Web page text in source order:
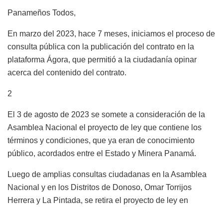
Panameños Todos,
En marzo del 2023, hace 7 meses, iniciamos el proceso de
consulta pública con la publicación del contrato en la
plataforma Ágora, que permitió a la ciudadanía opinar
acerca del contenido del contrato.
2
El 3 de agosto de 2023 se somete a consideración de la
Asamblea Nacional el proyecto de ley que contiene los
términos y condiciones, que ya eran de conocimiento
público, acordados entre el Estado y Minera Panamá.
Luego de amplias consultas ciudadanas en la Asamblea
Nacional y en los Distritos de Donoso, Omar Torrijos
Herrera y La Pintada, se retira el proyecto de ley en